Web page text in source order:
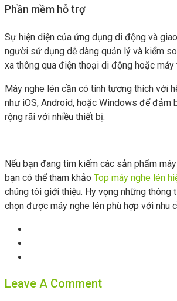
Phần mềm hỗ trợ
Sự hiện diện của ứng dụng di động và
người sử dụng dễ dàng quản lý và kiểm
xa thông qua điện thoại di động hoặc máy
Máy nghe lén cần có tính tương thích với
như iOS, Android, hoặc Windows để đảm
rộng rãi với nhiều thiết bị.
Nếu bạn đang tìm kiếm các sản phẩm
bạn có thể tham khảo Top máy nghe lén
chúng tôi giới thiệu. Hy vọng những thông
chọn được máy nghe lén phù hợp với nhu
Leave A Comment